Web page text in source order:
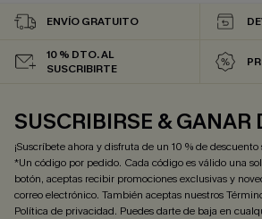
ENVÍO GRATUITO
10 % DTO. AL
SUSCRIBIRTE
SUSCRIBIRSE & GANAR
¡Suscríbete ahora y disfruta de un 10 % de
*Un código por pedido. Cada código es válido una
botón, aceptas recibir promociones exclusivas y
correo electrónico. También aceptas nuestros
Política de privacidad. Puedes darte de baja en